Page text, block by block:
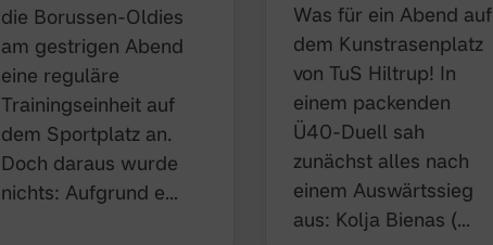
Borussen-Oldies am
gestrigen Abend eine
reguläre
Trainingseinheit auf
dem Sportplatz an.
Doch daraus wurde
nichts: Aufgrund e…
Was für ein Abend auf
dem Kunstrasenplatz
von TuS Hiltrup! In
einem packenden
Ü40-Duell sah
zunächst alles nach
einem Auswärtssieg
aus: Kolja Bienas (…